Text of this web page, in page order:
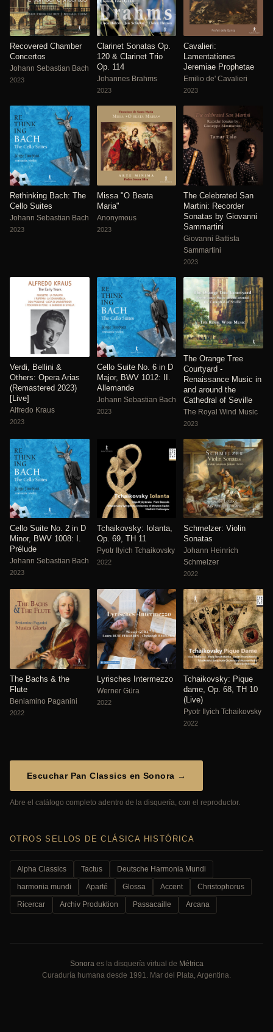
Recovered Chamber
Concertos
Johann Sebastian Bach
2023
Clarinet Sonatas Op.
120 & Clarinet Trio
Op. 114
Johannes Brahms
2023
Cavalieri:
Lamentationes
Jeremiae Prophetae
Emilio de' Cavalieri
2023
Rethinking Bach: The
Cello Suites
Johann Sebastian Bach
2023
Missa "O Beata
Maria"
Anonymous
2023
The Celebrated San
Martini: Recorder
Sonatas by Giovanni
Sammartini
Giovanni Battista
Sammartini
2023
Verdi, Bellini &
Others: Opera Arias
(Remastered 2023)
[Live]
Alfredo Kraus
2023
Cello Suite No. 6 in D
Major, BWV 1012: II.
Allemande
Johann Sebastian Bach
2023
The Orange Tree
Courtyard -
Renaissance Music in
and around the
Cathedral of Seville
The Royal Wind Music
2023
Cello Suite No. 2 in D
Minor, BWV 1008: I.
Prélude
Johann Sebastian Bach
2023
Tchaikovsky: Iolanta,
Op. 69, TH 11
Pyotr Ilyich Tchaikovsky
2022
Schmelzer: Violin
Sonatas
Johann Heinrich
Schmelzer
2022
The Bachs & the
Flute
Beniamino Paganini
2022
Lyrisches Intermezzo
Werner Güra
2022
Tchaikovsky: Pique
dame, Op. 68, TH 10
(Live)
Pyotr Ilyich Tchaikovsky
2022
Escuchar Pan Classics en Sonora →
Abre el catálogo completo adentro de la disquería, con el reproductor.
OTROS SELLOS DE CLÁSICA HISTÓRICA
Alpha Classics Tactus Deutsche Harmonia Mundi
harmonia mundi Aparté Glossa Accent Christophorus
Ricercar Archiv Produktion Passacaille Arcana
Sonoraes la disquería virtual de Métrica
Curaduría humana desde 1991. Mar del Plata, Argentina.